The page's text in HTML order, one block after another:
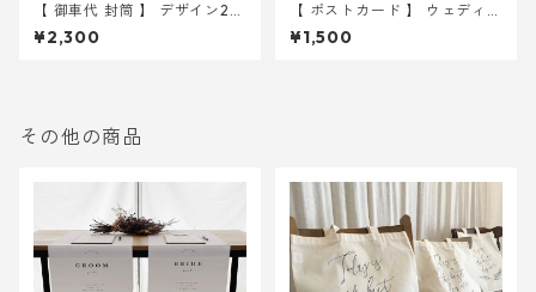
【 御車代 封筒 】 デザイン2種
入り 10枚セット ｜ 結婚式
ウェディング
¥2,300
【 ポストカード 】 ウェディン
グイラスト 10枚 ｜ 結婚式
ウェルカムスペース
¥1,500
その他の商品